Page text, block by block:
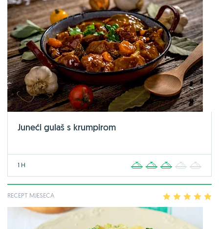
Juneći gulaš s krumpirom
1 H 2 3 4
RECEPT MJESECA 2 3 4